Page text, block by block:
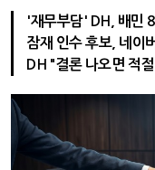
'재무부담' DH, 배민
잠재 인수 후보, 네이
DH "결론 나오면 적